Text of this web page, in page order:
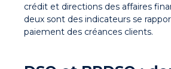
crédit et directions des affaires
deux sont des indicateurs se
paiement des créances clients.